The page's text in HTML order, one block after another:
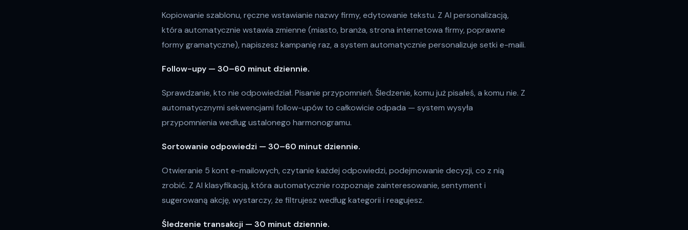
Kopiowanie szablonu, ręczne wstawianie nazwy firmy, edytowanie tekstu. Z AI personalizacją,
która automatycznie wstawia zmienne (miasto, branża, strona internetowa firmy, poprawne
formy gramatyczne), napiszesz kampanię raz, a system automatycznie personalizuje setki e-maili.
Follow-upy — 30–60 minut dziennie.
Sprawdzanie, kto nie odpowiedział. Pisanie przypomnień. Śledzenie, komu już pisałeś, a komu nie. Z
automatycznymi sekwencjami follow-upów to całkowicie odpada — system wysyła
przypomnienia według ustalonego harmonogramu.
Sortowanie odpowiedzi — 30–60 minut dziennie.
Otwieranie 5 kont e-mailowych, czytanie każdej odpowiedzi, podejmowanie decyzji, co z nią
zrobić. Z AI klasyfikacją, która automatycznie rozpoznaje zainteresowanie, sentyment i
sugerowaną akcję, wystarczy, że filtrujesz według kategorii i reagujesz.
Śledzenie transakcji — 30 minut dziennie.